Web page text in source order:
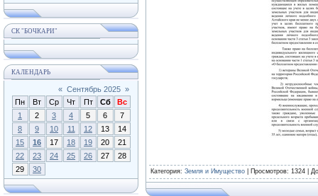
СК "БОЧКАРИ"
КАЛЕНДАРЬ
« Сентябрь 2025 »
Пн
Вт Ср Чт Пт Сб
Вс
1
2 3 4 5 6
7
8
9 10 11 12 13
14
15
16 17 18 19 20
21
22
23 24 25 26 27
28
29
30 Категория: Земля и Имущество Просмотров: 1324 |